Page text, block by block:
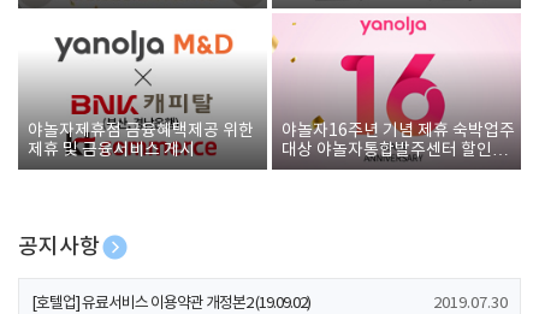
야놀자제휴점 금융혜택제공 위한
제휴 및 금융서비스 게시
야놀자16주년 기념 제휴 숙박업주
대상 야놀자통합발주센터 할인쿠
폰 증정
공지사항
[호텔업] 개인정보 처리방침 개정본1 (19.09.02)
[호텔업] 유료서비스 이용약관 개정본2 (19.09.02) 2019.07.30